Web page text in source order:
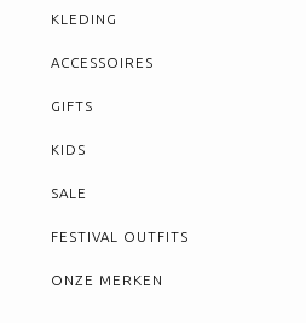
KLEDING
ACCESSOIRES
GIFTS
KIDS
SALE
FESTIVAL OUTFITS
ONZE MERKEN